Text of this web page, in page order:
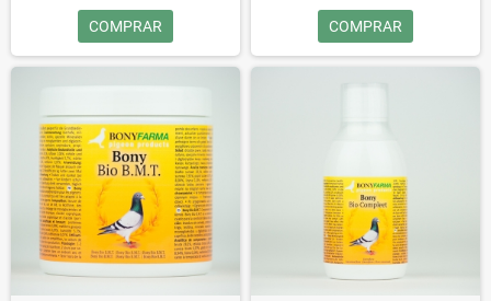
COMPRAR COMPRAR